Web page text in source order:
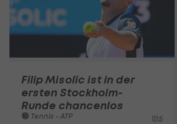
Filip Misolic ist in der
ersten Stockholm-
Runde chancenlos
Tennis - ATP 5